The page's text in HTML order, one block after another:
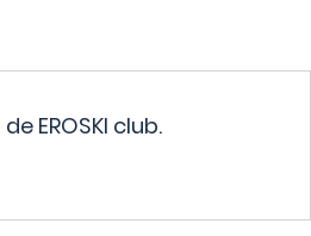
EROSKI club.